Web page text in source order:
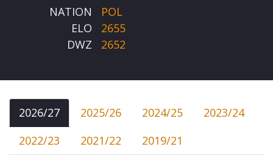
NATION
POL
ELO
2655
DWZ
2652
2026/27 2025/26 2024/25
2023/24
2022/23
2021/22
2019/21